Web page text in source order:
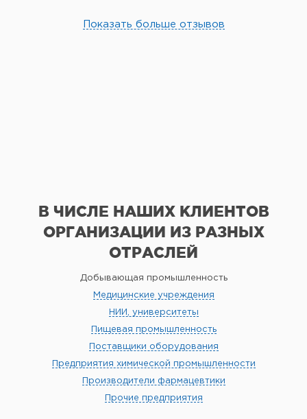
Показать больше отзывов
В ЧИСЛЕ НАШИХ КЛИЕНТОВ
ОРГАНИЗАЦИИ ИЗ РАЗНЫХ
ОТРАСЛЕЙ
Добывающая промышленность
Медицинские учреждения
НИИ, университеты
Пищевая промышленность
Поставщики оборудования
Предприятия химической промышленности
Производители фармацевтики
Прочие предприятия